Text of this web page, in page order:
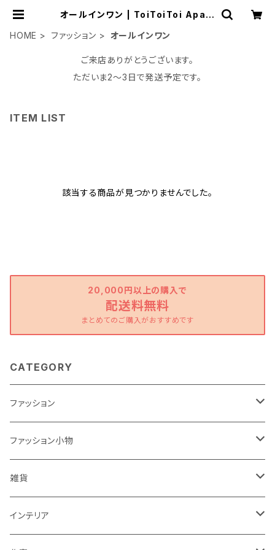
オールインワン | ToiToiToi Apart
HOME
ファッション オールインワン
ご来店ありがとうございます。
ただいま2〜3日で発送予定です。
ITEM LIST
該当する商品が見つかりませんでした。
20,000円以上の購入で
配送料無料
まとめてのご購入がおすすめです
CATEGORY
ファッション
ワンピース
トップス
パンツ
ファッション小物
バッグ
ポーチ
雑貨
バスケット
インテリア